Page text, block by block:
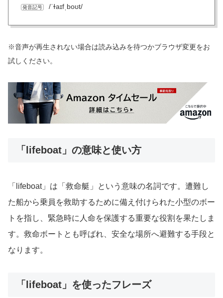
発音記号 /ˈɫaɪfˌboʊt/
※音声が再生されない場合は読み込みを待つかブラウザ変更をお
試しください。
「lifeboat」の意味と使い方
「lifeboat」は「救命艇」という意味の名詞です。遭難し
た船から乗員を救助するために備え付けられた小型のボー
トを指し、緊急時に人命を保護する重要な役割を果たしま
す。救命ボートとも呼ばれ、安全な場所へ避難する手段と
なります。
「lifeboat」を使ったフレーズ